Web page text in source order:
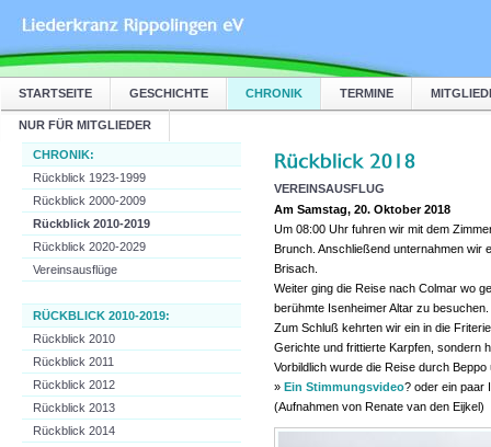
STARTSEITE GESCHICHTE CHRONIK TERMINE
NUR FÜR MITGLIEDER
CHRONIK:
Rückblick 1923-1999
Rückblick 2000-2009
Rückblick 2010-2019
Rückblick 2020-2029
Vereinsausflüge
RÜCKBLICK 2010-2019:
Rückblick 2010
Rückblick 2011
Rückblick 2012
Rückblick 2013
Rückblick 2014
VEREINSAUSFLUG
Am Samstag, 20. Oktober 2018
Um 08:00 Uhr fuhren wir mit dem
Brunch. Anschließend unternahmen wir
Brisach.
Weiter ging die Reise nach Colmar wo
berühmte Isenheimer Altar zu besuchen.
Zum Schluß kehrten wir ein in die
Gerichte und frittierte Karpfen, sondern
Vorbildlich wurde die Reise durch
» Ein Stimmungsvideo? oder ein paar
(Aufnahmen von Renate van den Eijkel)